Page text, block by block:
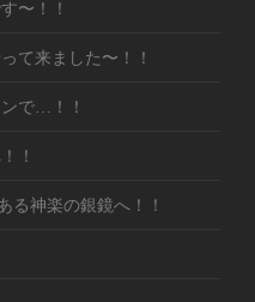
〜！！
て来ました〜！！
で…！！
！
る神楽の銀鏡へ！！